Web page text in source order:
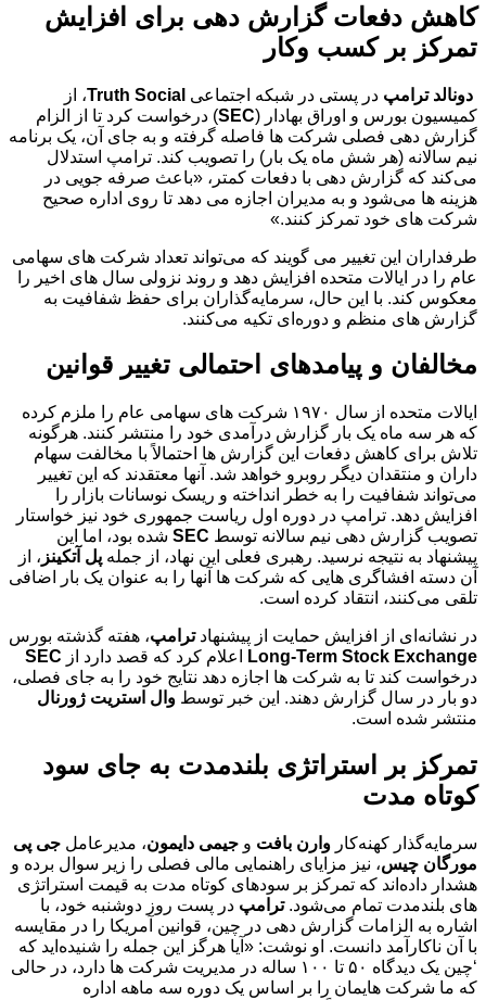
کاهش دفعات گزارش‌ دهی برای افزایش
تمرکز بر کسب‌ وکار
دونالد ترامپ در پستی در شبکه اجتماعی Truth Social، از
کمیسیون بورس و اوراق بهادار (SEC) درخواست کرد تا از الزام
گزارش‌ دهی فصلی شرکت‌ ها فاصله گرفته و به جای آن، یک برنامه
نیم‌ سالانه (هر شش ماه یک بار) را تصویب کند. ترامپ استدلال
می‌کند که گزارش‌ دهی با دفعات کمتر، «باعث صرفه‌ جویی در
هزینه‌ ها می‌شود و به مدیران اجازه می‌ دهد تا روی اداره صحیح
شرکت‌ های خود تمرکز کنند.»
طرفداران این تغییر می‌ گویند که می‌تواند تعداد شرکت‌ های سهامی
عام را در ایالات متحده افزایش دهد و روند نزولی سال‌ های اخیر را
معکوس کند. با این حال، سرمایه‌گذاران برای حفظ شفافیت به
گزارش‌ های منظم و دوره‌ای تکیه می‌کنند.
مخالفان و پیامدهای احتمالی تغییر قوانین
ایالات متحده از سال ۱۹۷۰ شرکت‌ های سهامی عام را ملزم کرده
که هر سه ماه یک بار گزارش درآمدی خود را منتشر کنند. هرگونه
تلاش برای کاهش دفعات این گزارش‌ ها احتمالاً با مخالفت سهام‌
داران و منتقدان دیگر روبرو خواهد شد. آنها معتقدند که این تغییر
می‌تواند شفافیت را به خطر انداخته و ریسک نوسانات بازار را
افزایش دهد. ترامپ در دوره اول ریاست‌ جمهوری خود نیز خواستار
تصویب گزارش‌ دهی نیم‌ سالانه توسط SEC شده بود، اما این
پیشنهاد به نتیجه نرسید. رهبری فعلی این نهاد، از جمله پل آتکینز ، از
آن دسته افشاگری‌ هایی که شرکت‌ ها آنها را به عنوان یک بار اضافی
تلقی می‌کنند، انتقاد کرده است.
در نشانه‌ای از افزایش حمایت از پیشنهادترامپ، هفته گذشته بورس
Long-Term Stock Exchange
اعلام کرد که قصد دارد از SEC
درخواست کند تا به شرکت‌ ها اجازه دهد نتایج خود را به جای فصلی،
دو بار در سال گزارش دهند. این خبر توسط وال استریت ژورنال
منتشر شده است.
تمرکز بر استراتژی بلندمدت به جای سود
کوتاه‌ مدت
سرمایه‌گذار کهنه‌کار وارن بافت و جیمی دایمون، مدیرعامل جی‌ پی
مورگان چیس، نیز مزایای راهنمایی مالی فصلی را زیر سوال برده و
هشدار داده‌اند که تمرکز بر سودهای کوتاه‌ مدت به قیمت استراتژی‌
های بلندمدت تمام می‌شود.ترامپ در پست روز دوشنبه خود، با
اشاره به الزامات گزارش‌ دهی در چین، قوانین آمریکا را در مقایسه
با آن ناکارآمد دانست. او نوشت: «آیا هرگز این جمله را شنیده‌اید که
‘چین یک دیدگاه ۵۰ تا ۱۰۰ ساله در مدیریت شرکت‌ ها دارد، در حالی
که ما شرکت‌ هایمان را بر اساس یک دوره سه‌ ماهه اداره